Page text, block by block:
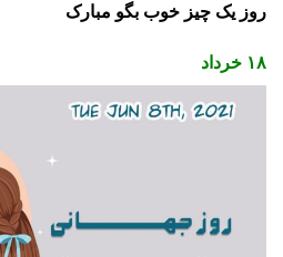
روز یک چیز خوب بگو مبارک
۱۸ خرداد